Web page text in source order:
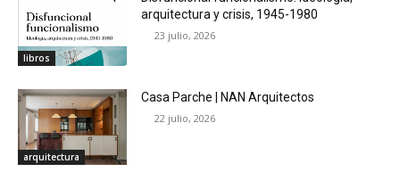
libros
arquitectura y crisis, 1945-1980
23 julio, 2026
arquitectura
Casa Parche | NAN Arquitectos
22 julio, 2026